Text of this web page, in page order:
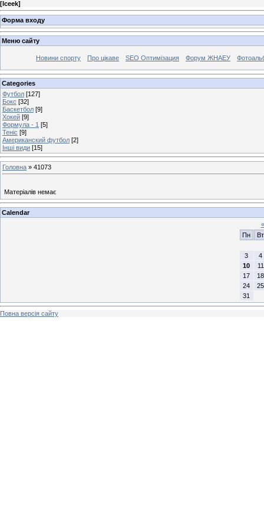
[Iceek]
Форма входу
Меню сайту
Новини спорту Про цікаве SEO Оптимізация Форум ЖНАЕУ
Categories
Футбол [127]
Бокс [32]
Баскетбол [9]
Хокей [9]
Формула - 1 [5]
Теніс [9]
Американский футбол [2]
Інші види [15]
Головна » 41073
Матеріалів немає
Calendar
«
Пн
Вт
3
4
10
11
17
18
24
25
31
Повна версія сайту